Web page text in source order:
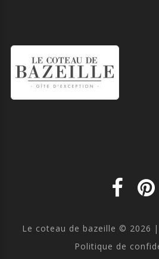
Le coteau de bazeille © 2026
Politique de